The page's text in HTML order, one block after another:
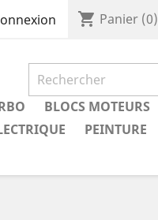
shopping_cart Panier (0)
BLOCS MOTEURS
PEINTURE